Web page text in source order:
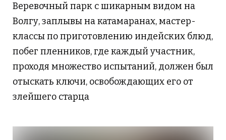
Веревочный парк с шикарным видом на
Волгу, заплывы на катамаранах, мастер-
классы по приготовлению индейских блюд,
побег пленников, где каждый участник,
проходя множество испытаний, должен был
отыскать ключи, освобождающих его от
злейшего старца